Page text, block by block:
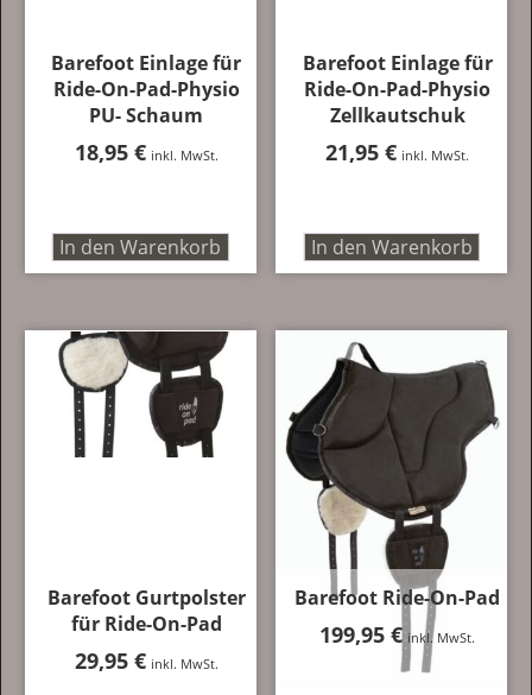
Barefoot Einlage für
Ride-On-Pad-Physio
PU- Schaum
18,95 € inkl. MwSt.
In den Warenkorb
Barefoot Einlage für
Ride-On-Pad-Physio
Zellkautschuk
21,95€ inkl. MwSt.
In den Warenkorb
Barefoot Gurtpolster
für Ride-On-Pad
29,95 € inkl. MwSt.
Barefoot Ride-On-Pad
199,95€ inkl. MwSt.